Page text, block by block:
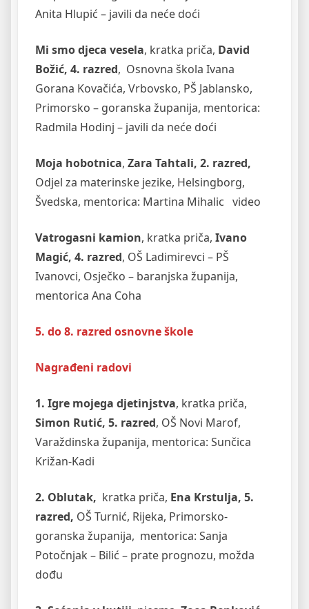
Anita Hlupić – javili da neće doći
Mi smo djeca vesela, kratka priča, David
Božić, 4. razred, Osnovna škola Ivana
Gorana Kovačića, Vrbovsko, PŠ Jablansko,
Primorsko – goranska županija, mentorica:
Radmila Hodinj – javili da neće doći
Moja hobotnica, Zara Tahtali, 2. razred,
Odjel za materinske jezike, Helsingborg,
Švedska, mentorica: Martina Mihalic video
Vatrogasni kamion, kratka priča, Ivano
Magić, 4. razred, OŠ Ladimirevci – PŠ
Ivanovci, Osječko – baranjska županija,
mentorica Ana Coha
5. do 8. razred osnovne škole
Nagrađeni radovi
1. Igre mojega djetinjstva, kratka priča,
Simon Rutić, 5. razred, OŠ Novi Marof,
Varaždinska županija, mentorica: Sunčica
Križan-Kadi
2. Oblutak, kratka priča, Ena Krstulja, 5.
razred, OŠ Turnić, Rijeka, Primorsko-
goranska županija, mentorica: Sanja
Potočnjak – Bilić – prate prognozu, možda
dođu